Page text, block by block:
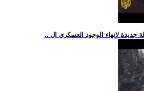
جديدة لإنهاء الوجود العسكري ال